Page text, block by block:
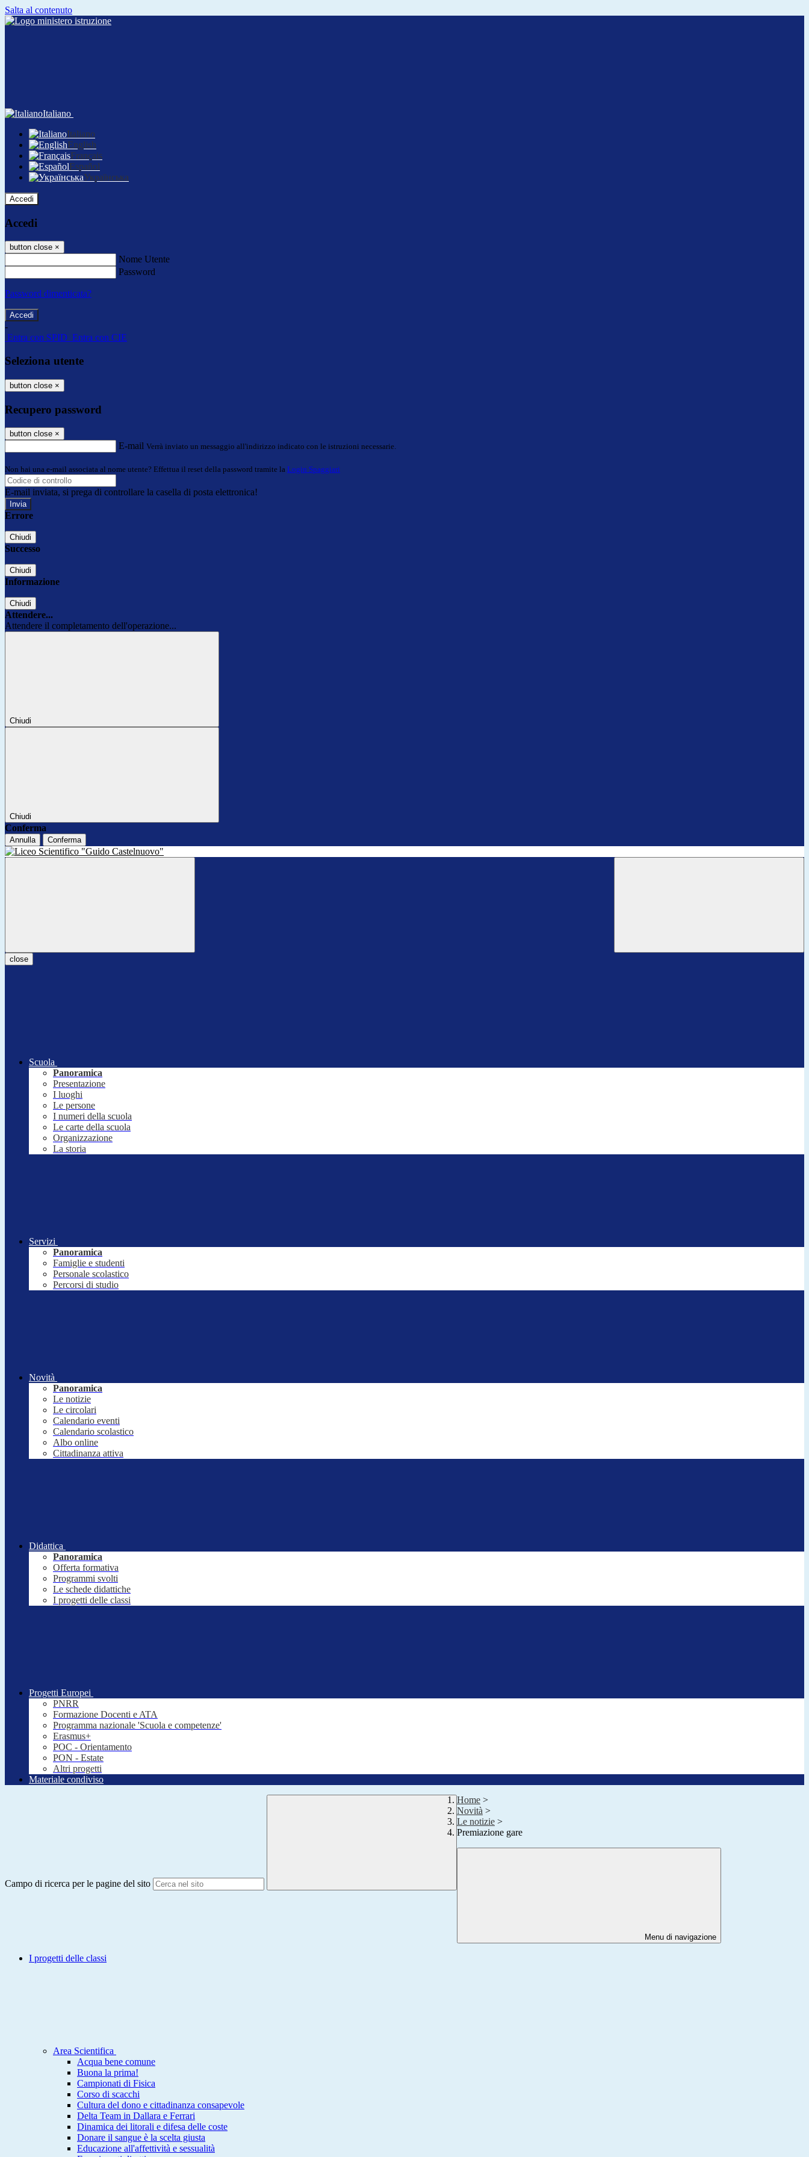
Salta al contenuto
Italiano
Italiano
English
Français
Español
Українська
Accedi
Accedi
button close ×
Nome Utente
Password
Password dimenticata?
-
Entra con SPID Entra con CIE
Seleziona utente
button close ×
Recupero password
button close ×
E-mail Verrà inviato un messaggio all'indirizzo indicato con le istruzioni necessarie.
Non hai una e-mail associata al nome utente? Effettua il reset della password tramite la Login Spaggiari
E-mail inviata, si prega di controllare la casella di posta elettronica!
Errore
Chiudi
Successo
Chiudi
Informazione
Chiudi
Attendere...
Attendere il completamento dell'operazione...
Chiudi
Chiudi
Conferma
Annulla Conferma
close
Scuola
Panoramica
Presentazione
I luoghi
Le persone
I numeri della scuola
Le carte della scuola
Organizzazione
La storia
Servizi
Panoramica
Famiglie e studenti
Personale scolastico
Percorsi di studio
Novità
Panoramica
Le notizie
Le circolari
Calendario eventi
Calendario scolastico
Albo online
Cittadinanza attiva
Didattica
Panoramica
Offerta formativa
Programmi svolti
Le schede didattiche
I progetti delle classi
Progetti Europei
PNRR
Formazione Docenti e ATA
Programma nazionale 'Scuola e competenze'
Erasmus+
POC - Orientamento
PON - Estate
Altri progetti
Materiale condiviso
Campo di ricerca per le pagine del sito
Home >
Novità >
Le notizie >
Premiazione gare
Menu di navigazione
I progetti delle classi
Area Scientifica
Acqua bene comune
Buona la prima!
Campionati di Fisica
Corso di scacchi
Cultura del dono e cittadinanza consapevole
Delta Team in Dallara e Ferrari
Dinamica dei litorali e difesa delle coste
Donare il sangue è la scelta giusta
Educazione all'affettività e sessualità